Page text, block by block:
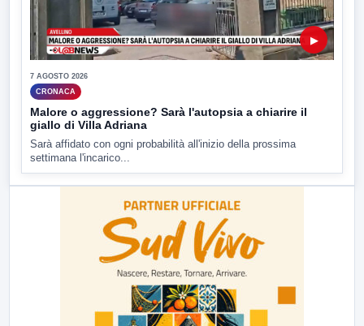
▶
7 AGOSTO 2026
CRONACA
Malore o aggressione? Sarà l'autopsia a chiarire il
giallo di Villa Adriana
Sarà affidato con ogni probabilità all'inizio della prossima
settimana l'incarico...